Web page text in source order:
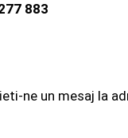
883
ne un mesaj la